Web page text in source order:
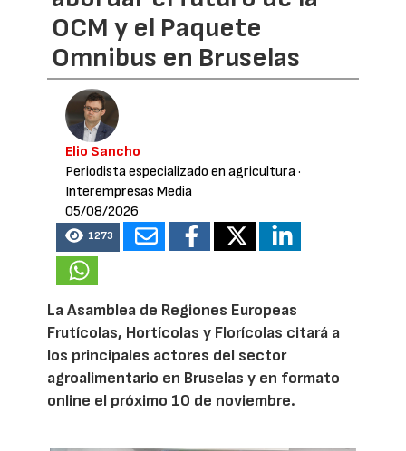
OCM y el Paquete
Omnibus en Bruselas
Elio Sancho
Periodista especializado en agricultura·
Interempresas Media
05/08/2026
1273
La Asamblea de Regiones Europeas
Frutícolas, Hortícolas y Florícolas citará a
los principales actores del sector
agroalimentario en Bruselas y en formato
online el próximo 10 de noviembre.